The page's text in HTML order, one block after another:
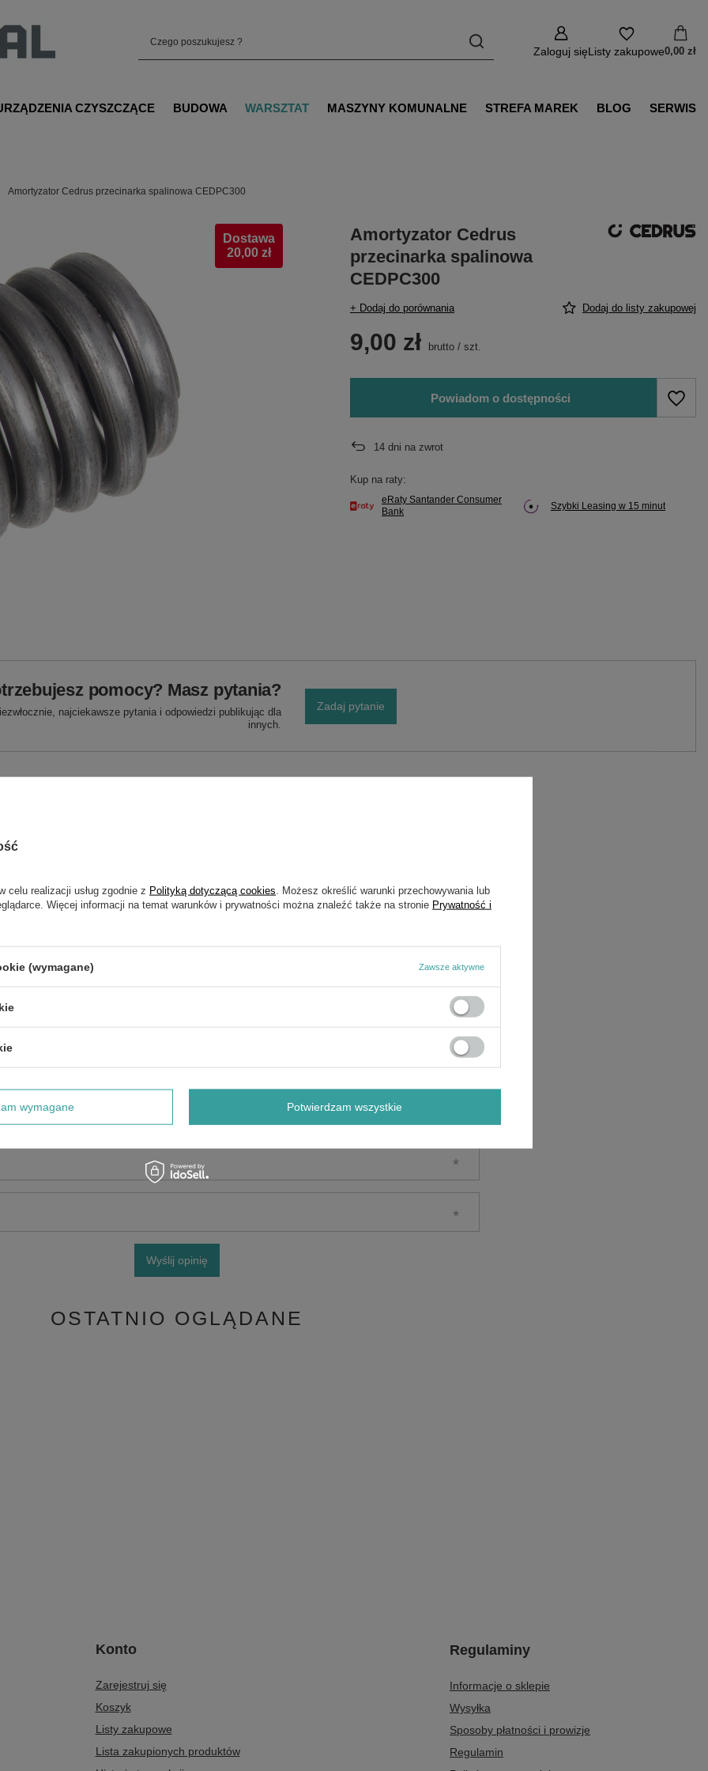
Zaloguj sięListy zakupowe0,00 zł
CZYSZCZĄCE BUDOWA WARSZTAT MASZYNY KOMUNALNE STREFA MAREK BLOG SERWIS
Amortyzator Cedrus przecinarka spalinowa CEDPC300
Dostawa
20,00 zł
Amortyzator Cedrus
przecinarka spalinowa
CEDPC300
+ Dodaj do porównania Dodaj do listy zakupowej
9,00 zł brutto /szt.
Powiadom o dostępności
14 dni na zwrot
Kup na raty:
eRaty Santander Consumer
Bank
Szybki Leasing w 15 minut
pomocy? Masz pytania?
najciekawsze pytania i odpowiedzi publikując dla
innych.
Zadaj pytanie
NAPISZ SWOJĄ OPINIĘ
produktu:
Wyślij opinię
OSTATNIO OGLĄDANE
Konto
Zarejestruj się
Koszyk
Listy zakupowe
Lista zakupionych produktów
Regulaminy
Informacje o sklepie
Wysyłka
Sposoby płatności i prowizje
Regulamin
celu realizacji usług zgodnie z Polityką dotyczącą cookies . Możesz określić warunki przechowywania lub
Więcej informacji na temat warunków i prywatności można znaleźć także na stronie Prywatność i
(wymagane) Zawsze aktywne
wymagane Potwierdzam wszystkie